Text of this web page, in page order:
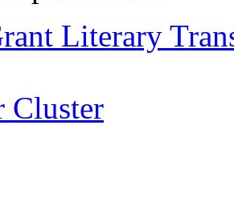
Literary
Cluster